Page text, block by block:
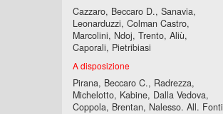
Cazzaro, Beccaro D., Sanavia,
Leonarduzzi, Colman Castro,
Marcolini, Ndoj, Trento, Aliù,
Caporali, Pietribiasi
A disposizione
Pirana, Beccaro C., Radrezza,
Michelotto, Kabine, Dalla Vedova,
Coppola, Brentan, Nalesso. All. Fonti